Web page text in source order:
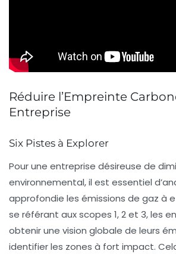
Réduire l’Empreinte
Entreprise
Six Pistes à Explorer
Pour une entreprise désireuse de
environnemental, il est essentiel
approfondie les émissions de gaz à
se référant auxscopes 1, 2 et 3, les
obtenir une vision globale de leurs
identifier les zones à fort impact.